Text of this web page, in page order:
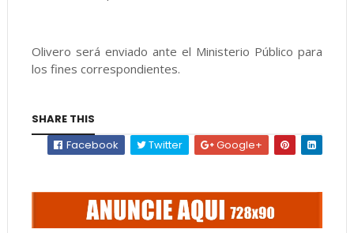
Olivero será enviado ante el Ministerio Público para
los fines correspondientes.
SHARE THIS
Facebook
Twitter Google+